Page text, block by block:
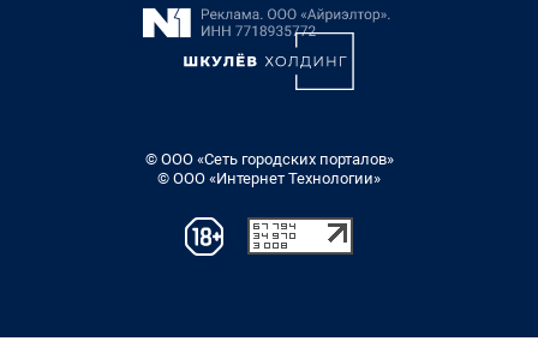
© ООО «Сеть городских порталов»
© ООО «Интернет Технологии»